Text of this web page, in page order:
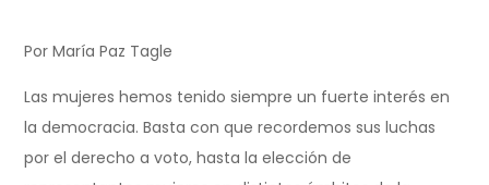
Por María Paz Tagle
Las mujeres hemos tenido siempre un fuerte interés en
la democracia. Basta con que recordemos sus luchas
por el derecho a voto, hasta la elección de